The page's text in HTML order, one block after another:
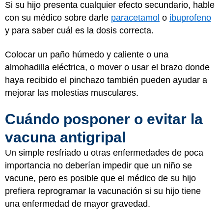
Si su hijo presenta cualquier efecto secundario, hable
con su médico sobre darle paracetamol o ibuprofeno
y para saber cuál es la dosis correcta.
Colocar un paño húmedo y caliente o una
almohadilla eléctrica, o mover o usar el brazo donde
haya recibido el pinchazo también pueden ayudar a
mejorar las molestias musculares.
Cuándo posponer o evitar la
vacuna antigripal
Un simple resfriado u otras enfermedades de poca
importancia no deberían impedir que un niño se
vacune, pero es posible que el médico de su hijo
prefiera reprogramar la vacunación si su hijo tiene
una enfermedad de mayor gravedad.